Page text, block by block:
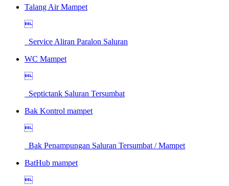
Talang Air Mampet

Service Aliran Paralon Saluran
WC Mampet

Septictank Saluran Tersumbat
Bak Kontrol mampet

Bak Penampungan Saluran Tersumbat / Mampet
BatHub mampet
